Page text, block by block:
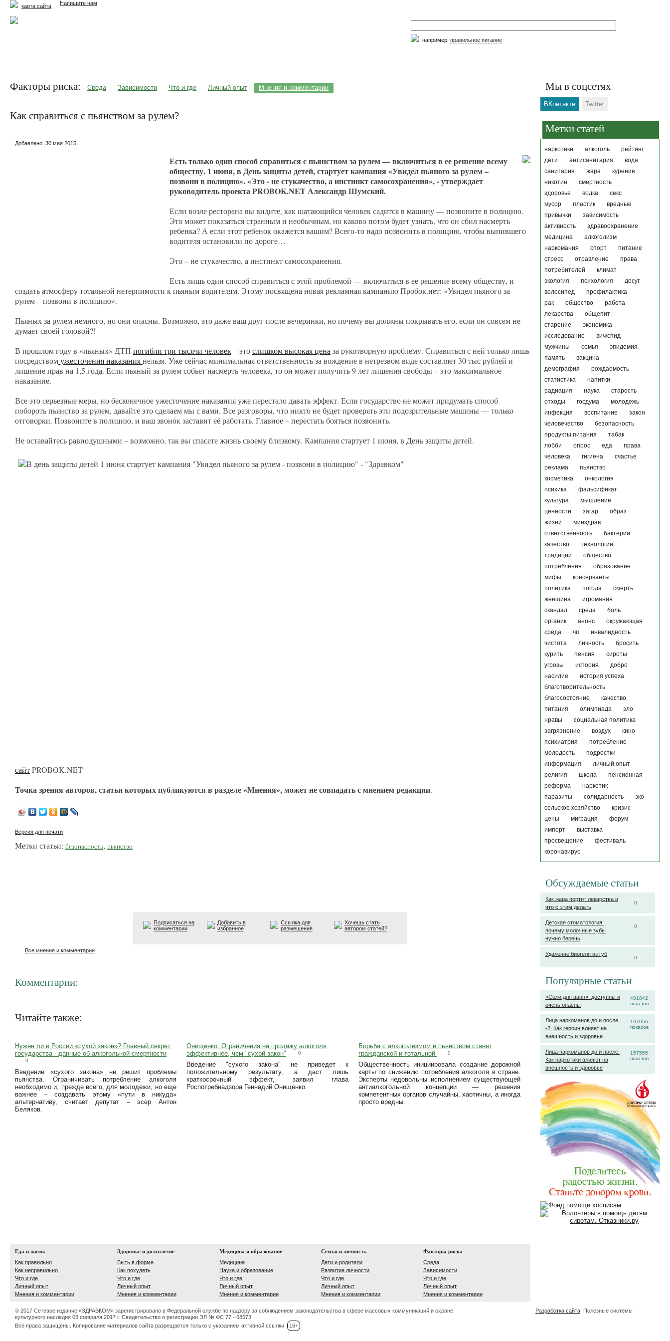
Напишите нам
например, правильное питание
карта сайта
Мы в соцсетях
ВКонтакте Twitter
Метки статей
наркотики алкоголь
рейтинг
дети
антисанитария
вода
санитария
жара
курение
никотин
смертность
здоровье
водка
секс
мусор
пластик
вредные
привычки
зависимость
активность
здравоохранение
медицина
алкоголизм
наркомания
спорт
питание
стресс
отравление
права
потребителей
климат
экология
психология
досуг
велосипед
профилактика
рак
общество
работа
лекарства
общепит
старение
экономика
исследование
вич/спид
мужчины
семья
эпидемия
память
вакцина
демография
рождаемость
статистика
напитки
радиация
наука
старость
отходы
госдума
молодежь
инфекция
воспитание
закон
человечество
безопасность
продукты питания
табак
лобби
опрос еда
права
человека
гигиена
счастье
реклама
пьянство
косметика
онкология
психика
фальсификат
культура
мышление
ценности
загар
образ
жизни
минздрав
ответственность
бактерии
качество
технологии
традиции
общество
потребления
образование
мифы
консерванты
политика
погода
смерть
женщина
игромания
скандал
среда
боль
органик
анонс
окружающая
среда
чп
инвалидность
чистота
личность
бросить
курить
пенсия
сироты
угрозы
история
добро
насилие
история успеха
благотворительность
благосостояние
качество
питания
олимпиада
зло
нравы
социальная политика
загрязнение
воздух
кино
психиатрия
потребление
молодость
подростки
информация
личный опыт
религия
школа
пенсионная
реформа
наркотик
паразиты
солидарность
эко
сельское хозяйство
кризис
цены
миграция
форум
импорт
выставка
просвещение
фестиваль
коронавирус
Обсуждаемые статьи
0
Как жара портит лекарства и
что с этим делать
0
Детская стоматология:
почему молочные зубы
нужно беречь
0
Удаление биогеля из губ
Популярные статьи
481842
показов
«Соли для ванн»: доступны и
очень опасны
197056
показов
Лица наркоманов до и после
-2. Как героин влияет на
внешность и здоровье
157555
показов
Лица наркоманов до и после.
Как наркотики влияют на
внешность и здоровье
Факторы риска: Среда Зависимости Что и где Личный опыт Мнения и комментарии
Как справиться с пьянством за рулем?
Добавлено: 30 мая 2015
Есть только один способ справиться с пьянством за рулем — включиться в ее решение всему
обществу. 1 июня, в День защиты детей, стартует кампания «Увидел пьяного за рулем –
позвони в полицию». «Это - не стукачество, а инстинкт самосохранения», - утверждает
руководитель проекта PROBOK.NET Александр Шумский.
Если возле ресторана вы видите, как шатающийся человек садится в машину — позвоните в полицию.
Это может показаться странным и необычным, но каково потом будет узнать, что он сбил насмерть
ребенка? А если этот ребенок окажется вашим? Всего-то надо позвонить в полицию, чтобы выпившего
водителя остановили по дороге…
Это – не стукачество, а инстинкт самосохранения.
Есть лишь один способ справиться с этой проблемой — включиться в ее решение всему обществу, и
создать атмосферу тотальной нетерпимости к пьяным водителям. Этому посвящена новая рекламная кампанию Пробок.нет: «Увидел пьяного за
рулем – позвони в полицию».
Пьяных за рулем немного, но они опасны. Возможно, это даже ваш друг после вечеринки, но почему вы должны покрывать его, если он совсем не
думает своей головой?!
В прошлом году в «пьяных» ДТП погибли три тысячи человек– этослишком высокая цена за рукотворную проблему. Справиться с ней только лишь
посредствомужесточения наказаниянельзя. Уже сейчас минимальная ответственность за вождение в нетрезвом виде составляет 30 тыс рублей и
лишение прав на 1,5 года. Если пьяный за рулем собьет насмерть человека, то он может получить 9 лет лишения свободы – это максимальное
наказание.
Все это серьезные меры, но бесконечное ужесточение наказания уже перестало давать эффект. Если государство не может придумать способ
побороть пьянство за рулем, давайте это сделаем мы с вами. Все разговоры, что никто не будет проверять эти подозрительные машины — только
отговорки. Позвоните в полицию, и ваш звонок заставит её работать. Главное – перестать бояться позвонить.
Не оставайтесь равнодушными – возможно, так вы спасете жизнь своему близкому. Кампания стартует 1 июня, в День защиты детей.
сайтPROBOK.NET
Точка зрения авторов, статьи которых публикуются в разделе «Мнения», может не совпадать с мнением редакции.
Версия для печати
Метки статьи: безопасность, пьянство
Подписаться на
комментарии
Добавить в
избранное
Ссылка для
размещения
Хочешь стать
автором статей?
Все мнения и комментарии
Комментарии:
Читайте также:
Нужен ли в России «сухой закон»? Главный секрет
государства - данные об алкогольной смертности
0
Введение «сухого закона» не решит проблемы
пьянства. Ограничивать потребление алкоголя
необходимо и, прежде всего, для молодежи, но еще
важнее – создавать этому «пути в никуда»
альтернативу, считает депутат – эсер Антон
Беляков.
Онищенко: Ограничения на продажу алкоголя
эффективнее, чем "сухой закон"
0
Введение "сухого закона" не приведет к
положительному результату, а даст лишь
краткосрочный эффект, заявил глава
Роспотребнадзора Геннадий Онищенко.
Борьба с алкоголизмом и пьянством станет
гражданской и тотальной
0
Общественность инициировала создание дорожной
карты по снижению потребления алкоголя в стране.
Эксперты недовольны исполнением существующей
антиалкогольной концепции — решения
компетентных органов случайны, хаотичны, а иногда
просто вредны.
Еда и жизнь
Как правильно
Как неправильно
Что и где
Личный опыт
Мнения и комментарии
Здоровье и долголетие
Быть в форме
Как похудеть
Что и где
Личный опыт
Мнения и комментарии
Медицина и образование
Медицина
Наука и образование
Что и где
Личный опыт
Мнения и комментарии
Семья и личность
Дети и родители
Развитие личности
Что и где
Личный опыт
Мнения и комментарии
Факторы риска
Среда
Зависимости
Что и где
Личный опыт
Мнения и комментарии
Разработка сайта: Полезные системы
© 2017 Сетевое издание «ЗДРАВКОМ» зарегистрировано в Федеральной службе по надзору за соблюдением законодательства в сфере массовых коммуникаций и охране
культурного наследия 03 февраля 2017 г. Свидетельство о регистрации ЭЛ № ФС 77 - 68573.
Все права защищены. Копирование материалов сайта разрещается только с указанием активной ссылки.
16+